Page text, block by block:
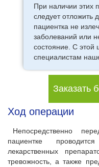
При наличии этих
следует отложить
пациентка не
заболеваний или
состояние. С этой
специалистам
Заказать
Ход операции
Непосредственно
пациентке
лекарственных
тревожность, а также